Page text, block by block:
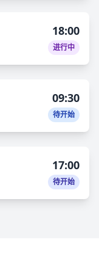
18:00
进行中
09:30
待开始
17:00
待开始